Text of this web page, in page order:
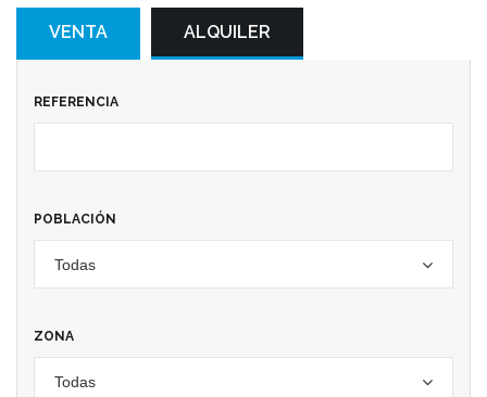
VENTA ALQUILER
REFERENCIA
POBLACIÓN
Todas
ZONA
Todas